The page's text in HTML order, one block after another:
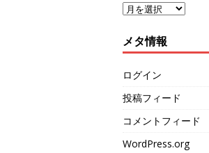
メタ情報
ログイン
投稿フィード
コメントフィード
WordPress.org